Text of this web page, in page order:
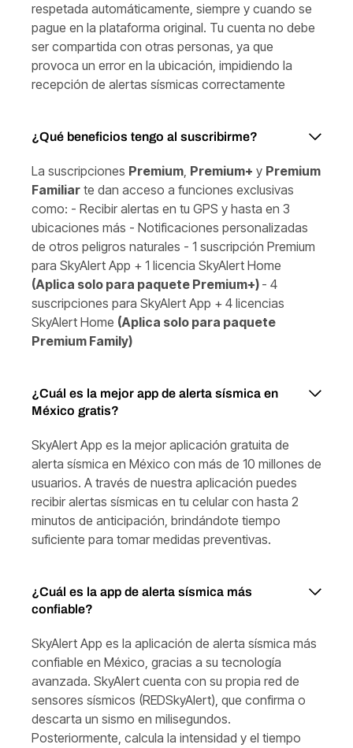
respetada automáticamente, siempre y cuando se
pague en la plataforma original. Tu cuenta no debe
ser compartida con otras personas, ya que
provoca un error en la ubicación, impidiendo la
recepción de alertas sísmicas correctamente
¿Qué beneficios tengo al suscribirme?
La suscripciones Premium, Premium+ y Premium
Familiar te dan acceso a funciones exclusivas
como: - Recibir alertas en tu GPS y hasta en 3
ubicaciones más - Notificaciones personalizadas
de otros peligros naturales - 1 suscripción Premium
para SkyAlert App + 1 licencia SkyAlert Home
(Aplica solo para paquete Premium+) - 4
suscripciones para SkyAlert App + 4 licencias
SkyAlert Home (Aplica solo para paquete
Premium Family)
¿Cuál es la mejor app de alerta sísmica en
México gratis?
SkyAlert App es la mejor aplicación gratuita de
alerta sísmica en México con más de 10 millones de
usuarios. A través de nuestra aplicación puedes
recibir alertas sísmicas en tu celular con hasta 2
minutos de anticipación, brindándote tiempo
suficiente para tomar medidas preventivas.
¿Cuál es la app de alerta sísmica más
confiable?
SkyAlert App es la aplicación de alerta sísmica más
confiable en México, gracias a su tecnología
avanzada. SkyAlert cuenta con su propia red de
sensores sísmicos (REDSkyAlert), que confirma o
descarta un sismo en milisegundos.
Posteriormente, calcula la intensidad y el tiempo